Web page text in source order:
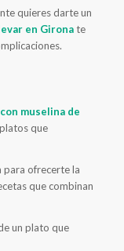
quieres darte un
en Gironate
muselina de
que
para ofrecerte la
que combinan
un plato que